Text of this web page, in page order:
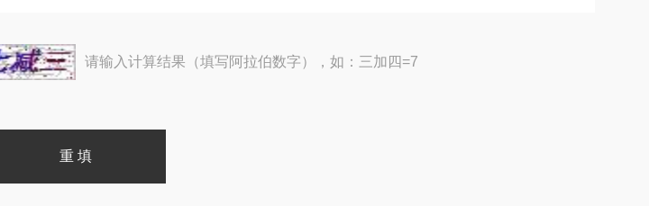
请输入计算结果（填写阿拉伯数字），如：三加四=7